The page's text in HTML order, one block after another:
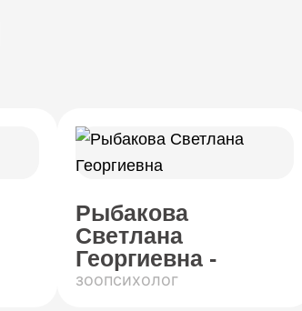
Рыбакова
Светлана
Георгиевна -
зоопсихолог